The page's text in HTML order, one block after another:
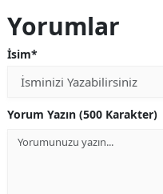
Yorumlar
İsim*
Yorum Yazın (500 Karakter)